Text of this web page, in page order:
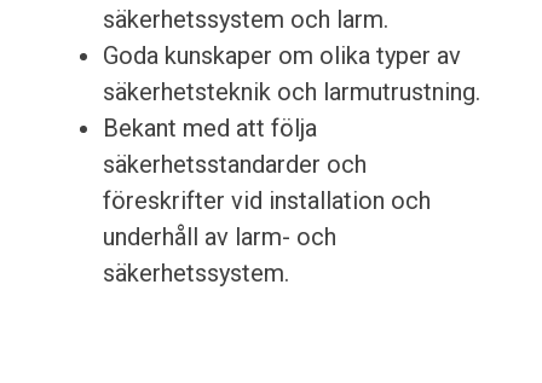
säkerhetssystem och larm.
Goda kunskaper om olika typer av
säkerhetsteknik och larmutrustning.
Bekant med att följa
säkerhetsstandarder och
föreskrifter vid installation och
underhåll av larm- och
säkerhetssystem.